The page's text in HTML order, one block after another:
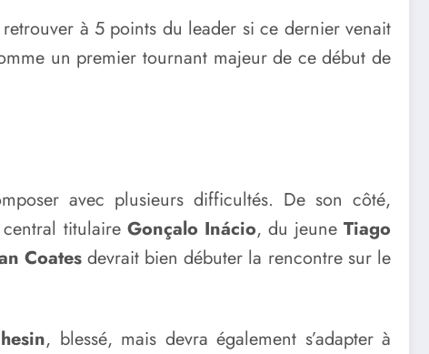
à 5 points du leader si ce dernier venait
un premier tournant majeur de ce début de
avec plusieurs difficultés. De son côté,
titulaire Gonçalo Inácio, du jeuneTiago
Coates devrait bien débuter la rencontre sur le
, blessé, mais devra également s’adapter à